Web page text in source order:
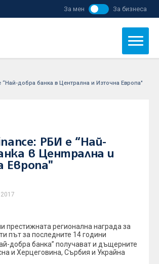
За мен За бизнеса
добра банка в Централна и Източна Европа"
РБИ е “Най-
в Централна и
Европа"
престижната регионална награда за
път за последните 14 години
добра банка” получават и дъщерните
и Херцеговина, Сърбия и Украйна